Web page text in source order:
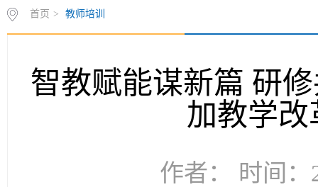
首页 > 教师培训
智教赋能谋新篇 研
加教学
作者： 时间：